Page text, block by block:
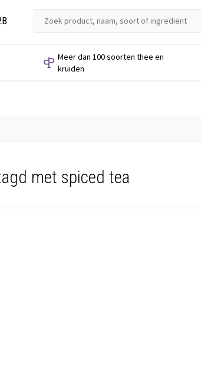
Meer dan 100 soorten thee en
kruiden
met spiced tea